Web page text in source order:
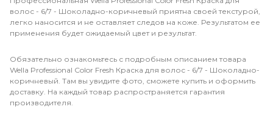
волос - 6/7 - Шоколадно-коричневый приятна своей текстурой,
легко наносится и не оставляет следов на коже. Результатом ее
применения будет ожидаемый цвет и результат.
Обязательно ознакомьтесь с подробным описанием товара
Wella Professional Color Fresh Краска для волос - 6/7 - Шоколадно-
коричневый. Там вы увидите фото, сможете купить и оформить
доставку. На каждый товар распространяется гарантия
производителя.